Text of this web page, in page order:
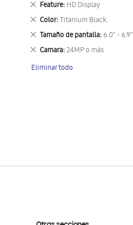
Feature HD Display
Eliminar
este
artículo
Color Titanium Black.
Eliminar
este
artículo
Tamaño de pantalla 6.0" - 6.9"
Eliminar
este
artículo
Camara 24MP o más
Eliminar
artículo
Eliminar todo